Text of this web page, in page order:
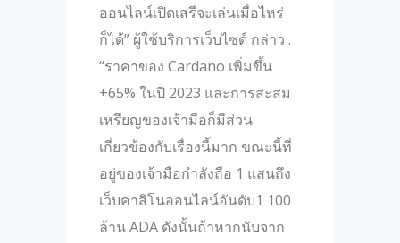
ออนไลน์เปิดเสรีจะเล่นเมื่อไหร่
ก็ได้” ผู้ใช้บริการเว็บไซด์ กล่าว .
“ราคาของ Cardano เพิ่มขึ้น
+65% ในปี 2023 และการสะสม
เหรียญของเจ้ามือก็มีส่วน
เกี่ยวข้องกับเรื่องนี้มาก ขณะนี้ที่
อยู่ของเจ้ามือกำลังถือ 1 แสนถึง
เว็บคาสิโนออนไลน์อันดับ1 100
ล้าน ADA ดังนั้นถ้าหากนับจาก